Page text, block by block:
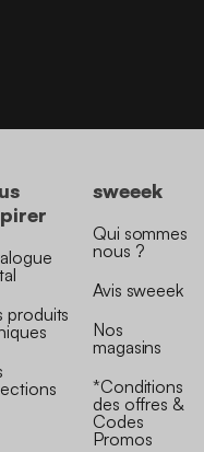
produits
sweeek
Qui sommes
nous ?
Avis sweeek
Nos
magasins
*Conditions
des offres &
Codes
Promos